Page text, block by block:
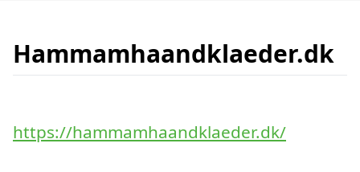
Hammamhaandklaeder.dk
https://hammamhaandklaeder.dk/